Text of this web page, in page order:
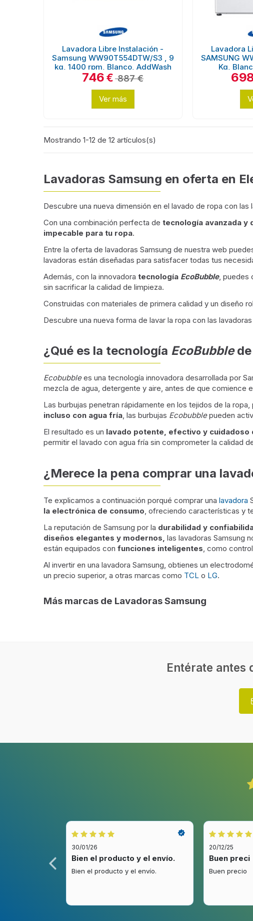
Lavadora Libre Instalación -
Samsung WW90T554DTW/S3 , 9
kg, 1400 rpm, Blanco, AddWash
746€887 €
Ver más
Lavadora
SAMSUNG
Kg,
Mostrando 1-12 de 12 artículos(s)
Lavadoras Samsung en oferta en
Descubre una nueva dimensión en el lavado de ropa con las
Con una combinación perfecta de tecnología avanzada y
impecable para tu ropa.
Entre la oferta de lavadoras Samsung de nuestra web
lavadoras están diseñadas para satisfacer todas tus
Además, con la innovadora tecnología EcoBubble, puedes
sin sacrificar la calidad de limpieza.
Construidas con materiales de primera calidad y un diseño
Descubre una nueva forma de lavar la ropa con las
¿Qué es la tecnología EcoBubblede
Ecobubblees una tecnología innovadora desarrollada por
mezcla de agua, detergente y aire, antes de que comience
Las burbujas penetran rápidamente en los tejidos de la
incluso con agua fría, las burbujas Ecobubblepueden
El resultado es un lavado potente, efectivo y cuidadoso
permitir el lavado con agua fría sin comprometer la calidad
¿Merece la pena comprar una
Te explicamos a continuación porqué comprar una lavadora
la electrónica de consumo , ofreciendo características y
La reputación de Samsung por la durabilidad y
diseños elegantes y modernos, las lavadoras Samsung
están equipados con funciones inteligentes , como
Al invertir en una lavadora Samsung, obtienes un
un precio superior, a otras marcas como TCL o LG.
Más marcas de Lavadoras Samsung
Entérate antes
30/01/26
Bien el producto y el envío.
Bien el producto y el envío.
20/12/25
Buen preci
Buen precio